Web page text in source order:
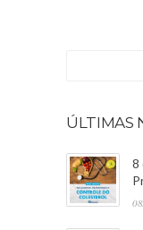
ÚLTIMAS
8